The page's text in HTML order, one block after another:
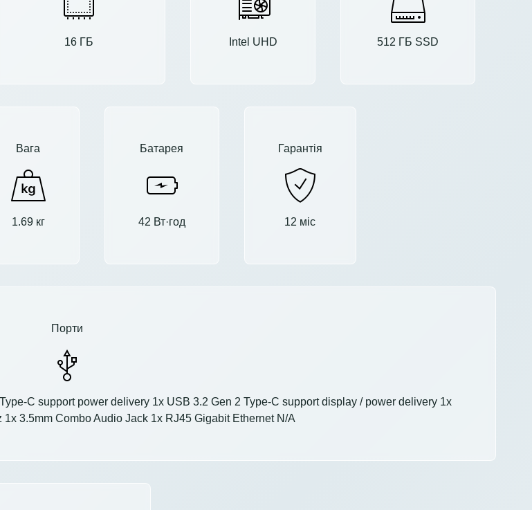
16 ГБ Intel UHD 512 ГБ SSD
Вага
1.69 кг
Батарея
42 Вт·год
Гарантія
12 міс
Порти
C support power delivery 1x USB 3.2 Gen 2 Type-C support display / power delivery 1x
3.5mm Combo Audio Jack 1x RJ45 Gigabit Ethernet N/A